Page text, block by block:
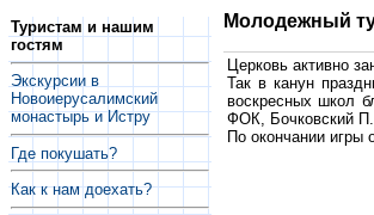
Туристам и нашим
гостям
Экскурсии в
Новоиерусалимский
монастырь и Истру
Где покушать?
Как к нам доехать?
Молодежный
Церковь активно
Так в канун
воскресных школ
ФОК, Бочковский
По окончании игры